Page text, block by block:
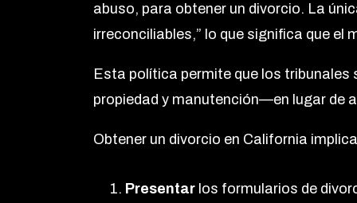
abuso, para obtener un divorcio. La
irreconciliables,” lo que significa que
Esta política permite que los
propiedad y manutención—en lugar de
Obtener un divorcio en California
Presentar los formularios de